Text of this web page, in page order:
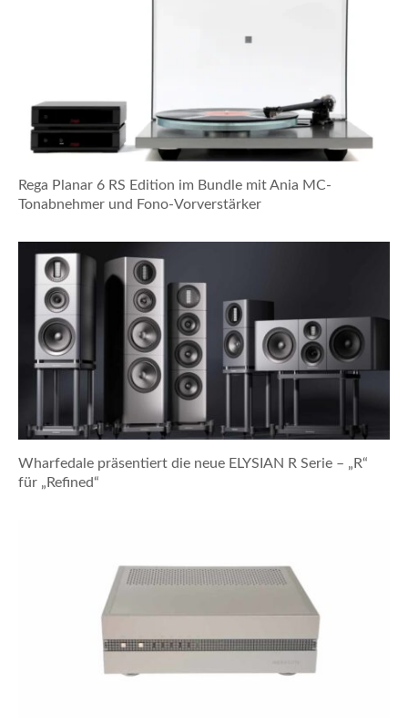
Rega Planar 6 RS Edition im Bundle mit Ania MC-
Tonabnehmer und Fono-Vorverstärker
Wharfedale präsentiert die neue ELYSIAN R Serie – „R“
für „Refined“